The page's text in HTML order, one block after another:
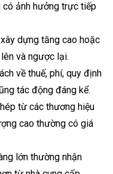
ảnh hưởng trực tiếp
dựng tăng cao hoặc
và ngược lại.
về thuế, phí, quy định
tác động đáng kể.
từ các thương hiệu
cao thường có giá
lớn thường nhận